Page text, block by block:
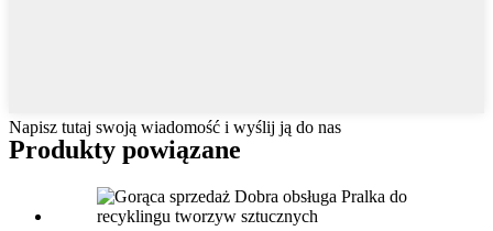
Napisz tutaj swoją wiadomość i wyślij ją do nas
Produkty powiązane